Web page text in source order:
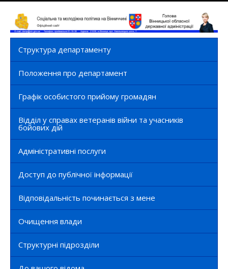
Структура департаменту
Положення про департамент
Графік особистого прийому громадян
Відділ у справах ветеранів війни та учасників
бойових дій
Адміністративні послуги
Доступ до публічної інформації
Відповідальність починається з мене
Очищення влади
Структурні підрозділи